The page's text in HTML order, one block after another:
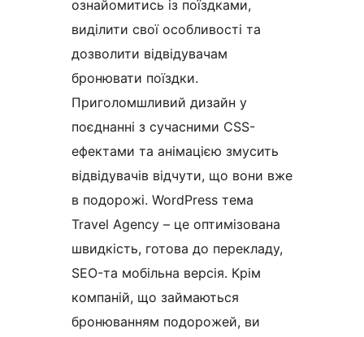
ознайомитись із поїздками,
виділити свої особливості та
дозволити відвідувачам
бронювати поїздки.
Приголомшливий дизайн у
поєднанні з сучасними CSS-
ефектами та анімацією змусить
відвідувачів відчути, що вони вже
в подорожі. WordPress тема
Travel Agency – це оптимізована
швидкість, готова до перекладу,
SEO-та мобільна версія. Крім
компаній, що займаються
бронюванням подорожей, ви